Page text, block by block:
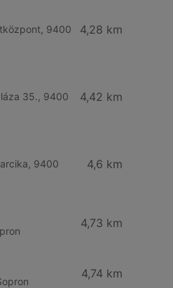
9400
4,28 km
35., 9400
4,42 km
9400
4,6 km
4,73 km
4,74 km